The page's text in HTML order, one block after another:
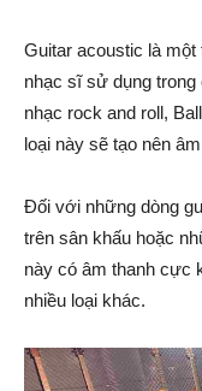
Guitar acoustic là
nhạc sĩ sử dụng trong
nhạc rock and roll,
loại này sẽ tạo nên
Đối với những dòng
trên sân khấu hoặc
này có âm thanh cực
nhiều loại khác.